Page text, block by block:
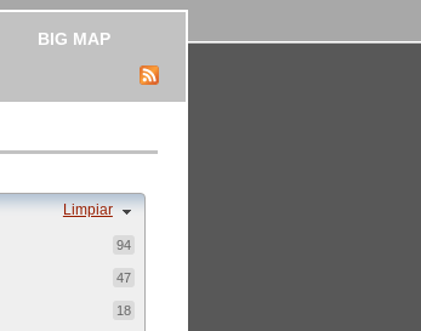
BIG MAP
Limpiar
94
47
18